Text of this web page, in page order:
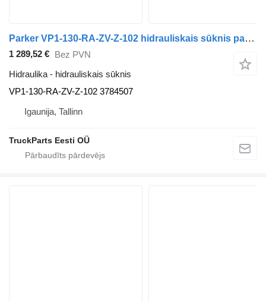
Parker VP1-130-RA-ZV-Z-102 hidrauliskais sūknis paredzēts Volvo FL, FE (2013-) vilcēja
1 289,52 € Bez PVN
Hidraulika - hidrauliskais sūknis
VP1-130-RA-ZV-Z-102 3784507
Igaunija, Tallinn
TruckParts Eesti OÜ